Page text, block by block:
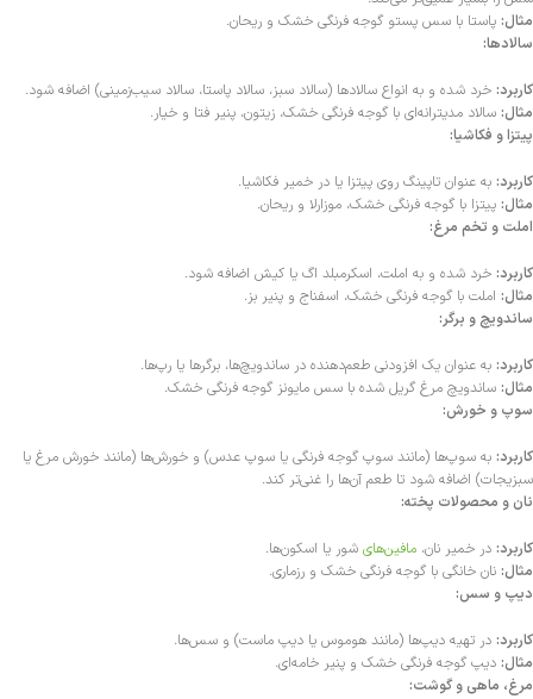
مثال: پاستا با سس پستو گوجه فرنگی خشک و ریحان.
سالادها:
کاربرد: خرد شده و به انواع سالادها (سالاد سبز، سالاد پاستا، سالاد سیب‌زمینی) اضافه شود.
مثال: سالاد مدیترانه‌ای با گوجه فرنگی خشک، زیتون، پنیر فتا و خیار.
پیتزا و فکاشیا:
کاربرد: به عنوان تاپینگ روی پیتزا یا در خمیر فکاشیا.
مثال: پیتزا با گوجه فرنگی خشک، موزارلا و ریحان.
املت و تخم مرغ:
کاربرد: خرد شده و به املت، اسکرمبلد اگ یا کیش اضافه شود.
مثال: املت با گوجه فرنگی خشک، اسفناج و پنیر بز.
ساندویچ و برگر:
کاربرد: به عنوان یک افزودنی طعم‌دهنده در ساندویچ‌ها، برگرها یا رپ‌ها.
مثال: ساندویچ مرغ گریل شده با سس مایونز گوجه فرنگی خشک.
سوپ و خورش:
کاربرد: به سوپ‌ها (مانند سوپ گوجه فرنگی یا سوپ عدس) و خورش‌ها (مانند خورش مرغ یا
سبزیجات) اضافه شود تا طعم آن‌ها را غنی‌تر کند.
نان و محصولات پخته:
کاربرد: در خمیر نان، مافین‌های شور یا اسکون‌ها.
مثال: نان خانگی با گوجه فرنگی خشک و رزماری.
دیپ و سس:
کاربرد: در تهیه دیپ‌ها (مانند هوموس یا دیپ ماست) و سس‌ها.
مثال: دیپ گوجه فرنگی خشک و پنیر خامه‌ای.
مرغ، ماهی و گوشت: